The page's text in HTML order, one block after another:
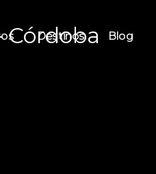
Destinos Blog